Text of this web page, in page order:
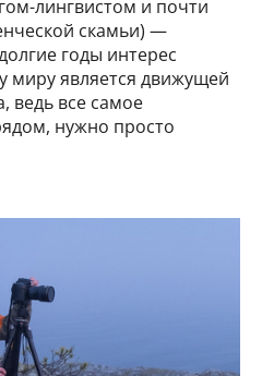
лингвистом и почти
скамьи) —
годы интерес
является движущей
ведь все самое
нужно просто